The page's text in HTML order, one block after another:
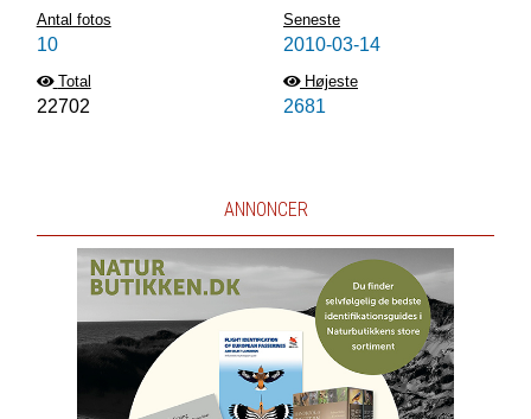
Antal fotos
10
Seneste
2010-03-14
Total
22702
Højeste
2681
ANNONCER